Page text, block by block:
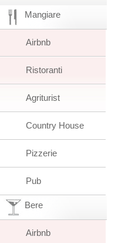
Mangiare
Airbnb
Ristoranti
Agriturist
Country House
Pizzerie
Pub
Bere
Airbnb